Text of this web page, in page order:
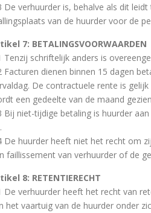
De verhuurder is, behalve als dit
van de huurder voor de
7: BETALINGSVOORWAARDEN
Tenzij schriftelijk anders is
Facturen dienen binnen 15 dagen
De contractuele rente is
een gedeelte van de maand
Bij niet-tijdige betaling is huurder
De huurder heeft niet het recht om
faillissement van verhuurder of de
8: RETENTIERECHT
De verhuurder heeft het recht van
het vaartuig van de huurder onder